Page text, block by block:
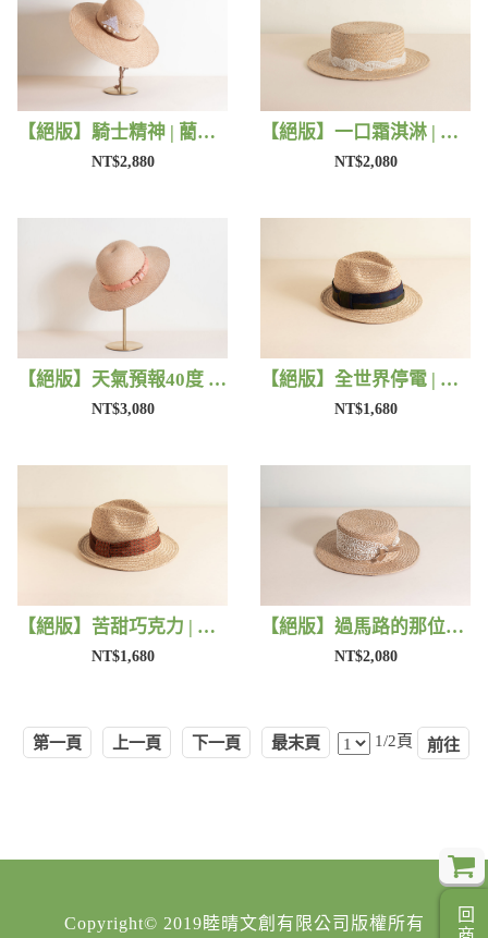
【絕版】騎士精神 | 藺子X好煩小姐
NT$2,880
【絕版】一口霜淇淋 | 藺子X好煩小姐
NT$2,080
【絕版】天氣預報40度 | 藺子X好煩小姐
NT$3,080
【絕版】全世界停電 | 藺子X好煩小姐
NT$1,680
【絕版】苦甜巧克力 | 藺子X好煩小姐
NT$1,680
【絕版】過馬路的那位女孩 | 藺子X好煩小姐
NT$2,080
第一頁 上一頁 下一頁 最末頁 1/2頁
Copyright© 2019睦晴文創有限公司版權所有